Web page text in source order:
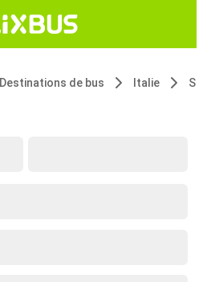
Destinations de bus Italie